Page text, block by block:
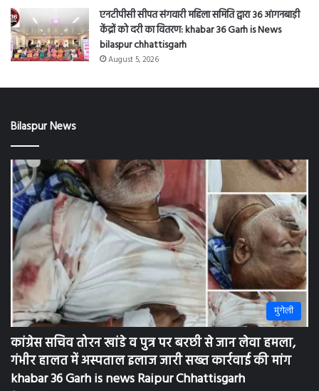
एनटीपीसी सीपत संगवारी महिला समिति द्वारा 36 आंगनबाड़ी
केंद्रों को दरी का वितरण: khabar 36 Garh is News
bilaspur chhattisgarh
August 5, 2026
Bilaspur News
मुंगेली
कांग्रेस सचिव तोरन खांडे व पुत्र पर बरछी से जान लेवा हमला,
गंभीर हालत में अस्पताल इलाज जारी सख्त कार्रवाई की मांग
khabar 36 Garh is news Raipur Chhattisgarh